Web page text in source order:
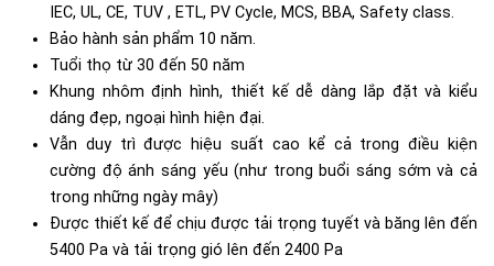
IEC, UL, CE, TUV , ETL, PV Cycle, MCS, BBA, Safety class.
Bảo hành sản phẩm 10 năm.
Tuổi thọ từ 30 đến 50 năm
Khung nhôm định hình, thiết kế dễ dàng lắp đặt và kiểu
dáng đẹp, ngoại hình hiện đại.
Vẫn duy trì được hiệu suất cao kể cả trong điều kiện
cường độ ánh sáng yếu (như trong buổi sáng sớm và cả
trong những ngày mây)
Được thiết kế để chịu được tải trọng tuyết và băng lên đến
5400 Pa và tải trọng gió lên đến 2400 Pa